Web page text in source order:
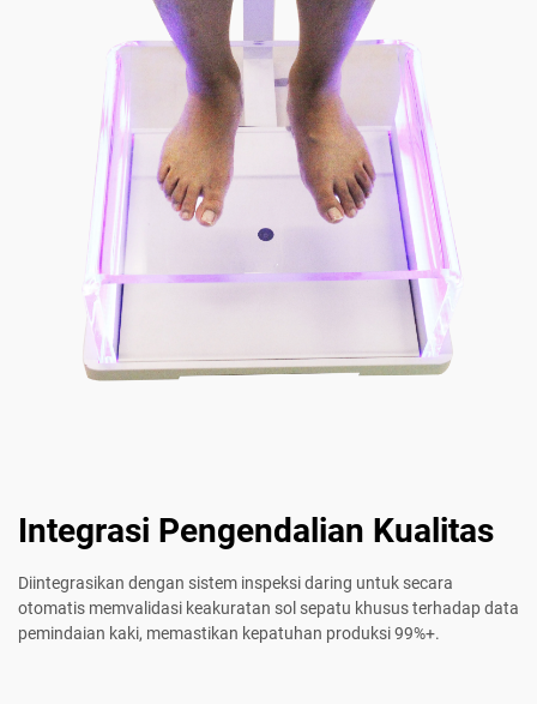
Integrasi Pengendalian Kualitas
Diintegrasikan dengan sistem inspeksi daring untuk secara
otomatis memvalidasi keakuratan sol sepatu khusus terhadap data
pemindaian kaki, memastikan kepatuhan produksi 99%+.